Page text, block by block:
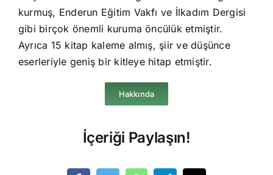
kurmuş, Enderun Eğitim Vakfı ve İlkadım Dergisi
gibi birçok önemli kuruma öncülük etmiştir.
Ayrıca 15 kitap kaleme almış, şiir ve düşünce
eserleriyle geniş bir kitleye hitap etmiştir.
Hakkında
İçeriği Paylaşın!